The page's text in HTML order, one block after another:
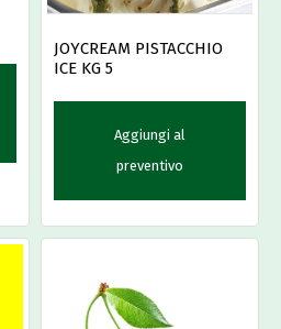
JOYCREAM PISTACCHIO
ICE KG 5
Aggiungi al
preventivo